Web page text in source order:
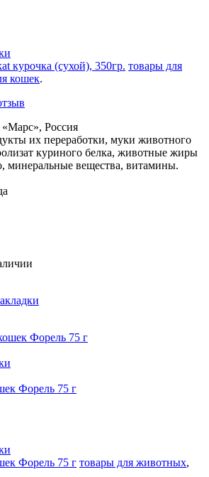
курочка (сухой), 350гр. товары для
кошек.
Россия
их переработки, муки животного
куриного белка, животные жиры
минеральные вещества, витамины.
Форель 75 г
Форель 75 г товары для животных,